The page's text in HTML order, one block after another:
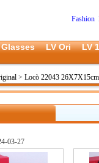
Fashion
Glasses LV Ori
LV
> Locò 22043
03-27